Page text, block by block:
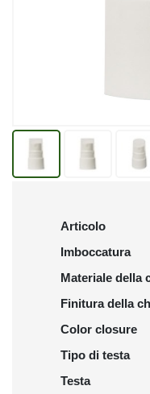
Articolo
Imboccatura
Materiale della
Finitura della
Color closure
Tipo di testa
Testa